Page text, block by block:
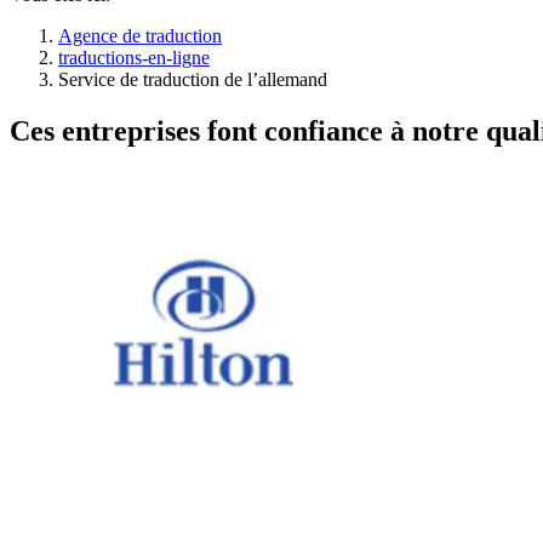
Agence de traduction
traductions-en-ligne
Service de traduction de l’allemand
Ces entreprises font confiance à notre